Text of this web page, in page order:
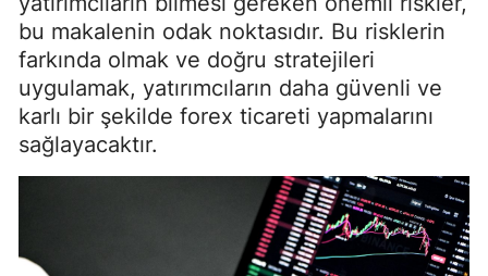
bu makalenin odak noktasıdır. Bu risklerin
farkında olmak ve doğru stratejileri
uygulamak, yatırımcıların daha güvenli ve
karlı bir şekilde forex ticareti yapmalarını
sağlayacaktır.